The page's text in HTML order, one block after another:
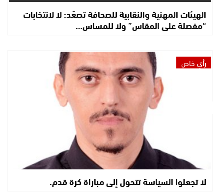
الهيئات المهنية والنقابية للصحافة تصعّد: لا لانتخابات
“مفصلة على المقاس” ولا للمساس…
رأي خاص
لا تجعلوا السياسة تتحول إلى مباراة كرة قدم.